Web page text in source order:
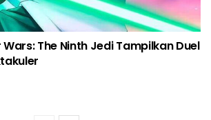
The Ninth Jedi Tampilkan Duel